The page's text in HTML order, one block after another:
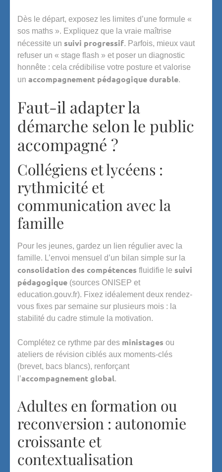
Dès le départ, exposez les limites d’une formule «
sos maths ». Expliquez que la vraie maîtrise
nécessite un suivi progressif. Parfois, mieux vaut
refuser un « stage flash » et poser un diagnostic
honnête : cela crédibilise votre posture et valorise
un accompagnement pédagogique durable.
Faut-il adapter la
démarche selon le public
accompagné ?
Collégiens et lycéens :
rythmicité et
communication avec la
famille
Pour les jeunes, gardez un lien régulier avec la
famille. L’envoi mensuel d’un bilan simple sur la
consolidation des compétences fluidifie le suivi
pédagogique (sources ONISEP et
education.gouv.fr). Fixez idéalement deux rendez-
vous fixes par semaine sur plusieurs mois : la
stabilité du cadre stimule la motivation.
Complétez ce rythme par des ministages ou
ateliers de révision ciblés aux moments-clés
(brevet, bacs blancs), renforçant
l’accompagnement global.
Adultes en formation ou
reconversion : autonomie
croissante et
contextualisation